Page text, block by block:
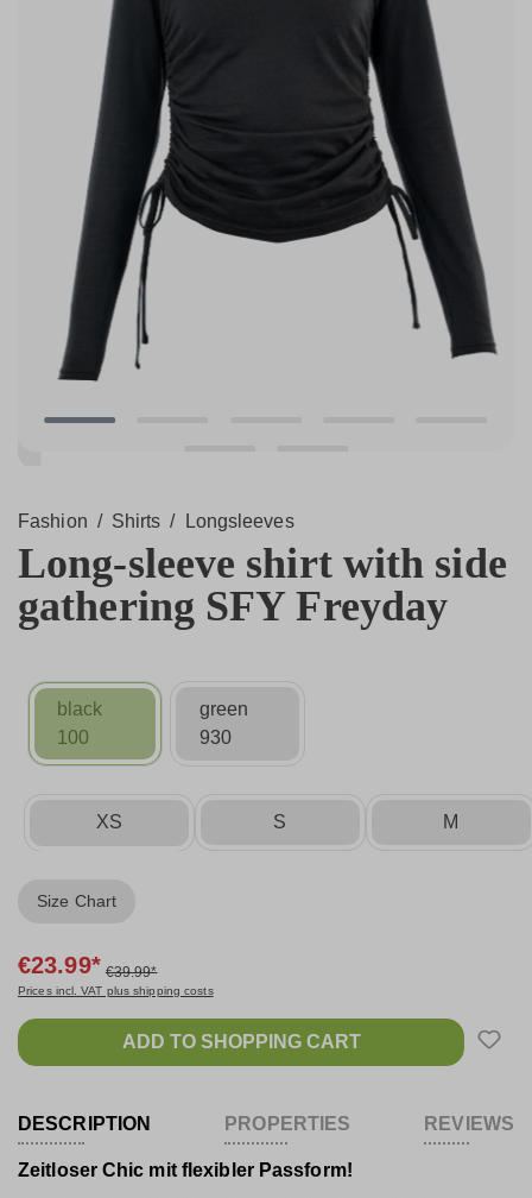
Fashion / Shirts / Longsleeves
Long-sleeve shirt with side
gathering SFY Freyday
DESCRIPTION PROPERTIES REVIEWS
Zeitloser Chic mit flexibler Passform!
black
100
green
930
XS S M
Size Chart
€23.99* €39.99*
Prices incl. VAT plus shipping costs
ADD TO SHOPPING CART